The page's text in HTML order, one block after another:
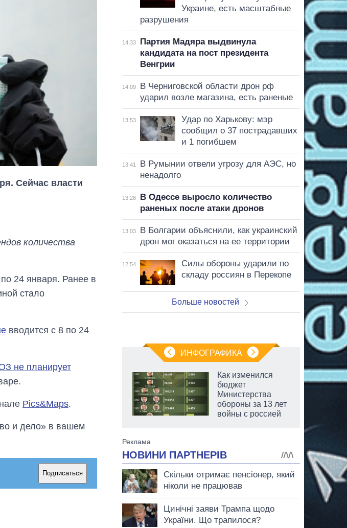
Сейчас власти
количества
24 января. Ранее в
стало
вводится с 8 по 24
не планирует
Pics&Maps.
и дело» в вашем
Подписаться
Украине, есть масштабные
разрушения
14:33
Партия Мадяра выдвинула
кандидата на пост президента
Венгрии
14:09
В Черниговской области дрон рф
ударил возле магазина, есть раненые
13:53
Удар по Харькову: мэр
сообщил о 37 пострадавших
и 1 погибшем
13:41
В Румынии отвели угрозу для АЭС, но
ненадолго
13:28
В Одессе выросло количество
раненых после атаки дронов
13:03
В Болгарии объяснили, как украинский
дрон мог оказаться на ее территории
12:54
Силы обороны ударили по
складу россиян в Перекопе
Больше новостей
ИНФОГРАФИКА
Восемь
за лето: Киев и
главной целью рф
Как изменился
бюджет
Министерства
обороны за 13 лет
войны с россией